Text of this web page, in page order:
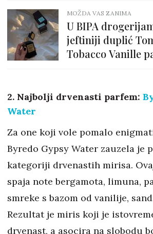
MOŽDA VAS ZANIMA
U BIPA
jeftiniji duplić
Tobacco Vanille
2. Najbolji drvenasti parfem:
Water
Za one koji vole pomalo
Byredo Gypsy Water zauzela je
kategoriji drvenastih mirisa.
spaja note bergamota, limuna,
smreke s bazom od vanilije,
Rezultat je miris koji je
drvenast, a asocira na slobodu